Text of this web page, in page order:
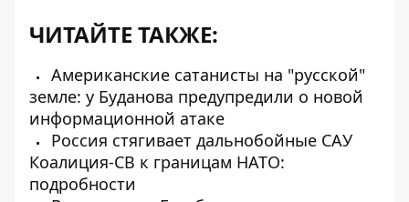
ЧИТАЙТЕ ТАКЖЕ:
Американские сатанисты на "русской"
земле: у Буданова предупредили о новой
информационной атаке
Россия стягивает дальнобойные САУ
Коалиция-СВ к границам НАТО:
подробности